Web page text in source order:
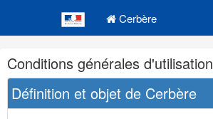
Cerbère
Navigation
et
outils
annexes
Conditions générales d'utilisation
Définition et objet de Cerbère